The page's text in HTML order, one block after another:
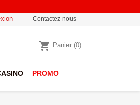
Contactez-nous
shopping_cart Panier (0)
PROMO